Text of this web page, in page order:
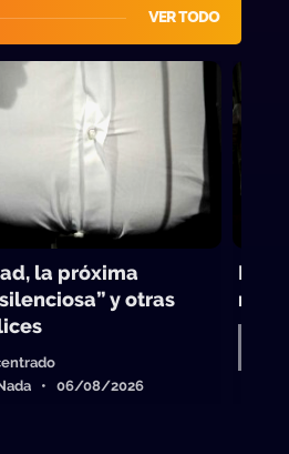
VER TODO
la próxima
y otras
• 06/08/2026